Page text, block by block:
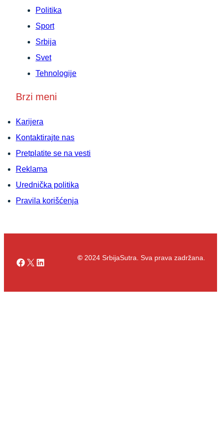
Politika
Sport
Srbija
Svet
Tehnologije
Brzi meni
Karijera
Kontaktirajte nas
Pretplatite se na vesti
Reklama
Urednička politika
Pravila korišćenja
Facebook
X LinkedIn© 2024 SrbijaSutra. Sva prava zadržana.